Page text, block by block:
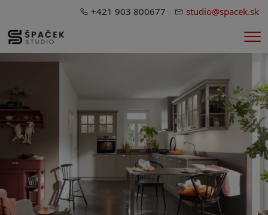
+421 903 800677 studio@spacek.sk